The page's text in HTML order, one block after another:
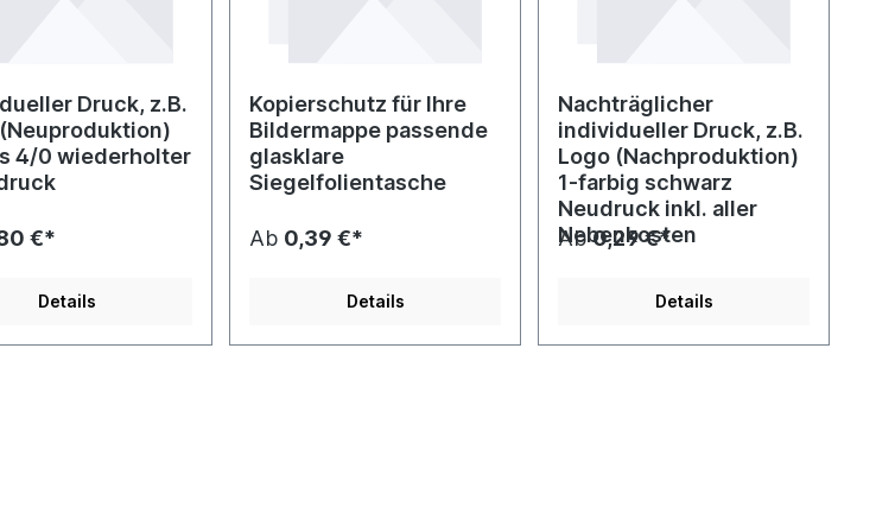
Druck, z.B.
4/0 wiederholter
€*
Details
Kopierschutz für Ihre
Bildermappe passende
glasklare
Siegelfolientasche
Ab 0,39 €*
Details
Nachträglicher
individueller Druck, z.B.
Logo (Nachproduktion)
1-farbig schwarz
Neudruck inkl. aller
Nebenkosten
Ab0,29 €*
Details